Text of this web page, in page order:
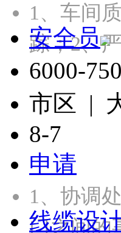
1、车间
踪；2、
安全员
6000-
市区 |
8-7
申请
1、协调
门之间的
线缆设